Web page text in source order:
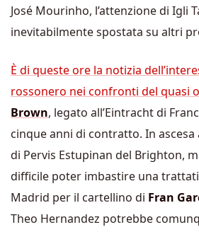
José Mourinho, l’attenzione di Igli
inevitabilmente spostata su altri
È di queste ore la notizia
rossonero nei confronti del quasi
Brown, legato all’Eintracht di
cinque anni di contratto. In
di Pervis Estupinan del Brighton,
difficile poter imbastire una
Madrid per il cartellino di Fran
Theo Hernandez potrebbe